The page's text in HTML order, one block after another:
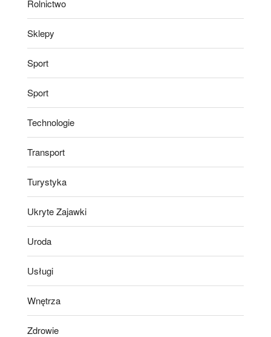
Rolnictwo
Sklepy
Sport
Sport
Technologie
Transport
Turystyka
Ukryte Zajawki
Uroda
Usługi
Wnętrza
Zdrowie